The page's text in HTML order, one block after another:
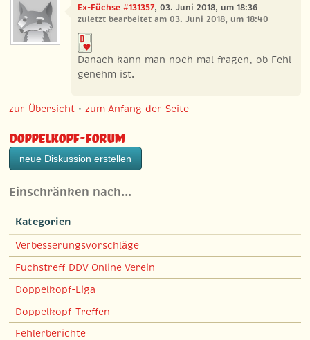
Ex-Füchse #131357, 03. Juni 2018, um 18:36
zuletzt bearbeitet am 03. Juni 2018, um 18:40
Danach kann man noch mal fragen, ob Fehl
genehm ist.
zur Übersicht •zum Anfang der Seite
Doppelkopf-Forum
neue Diskussion erstellen
Einschränken nach…
Kategorien
Verbesserungsvorschläge
Fuchstreff DDV Online Verein
Doppelkopf-Liga
Doppelkopf-Treffen
Fehlerberichte